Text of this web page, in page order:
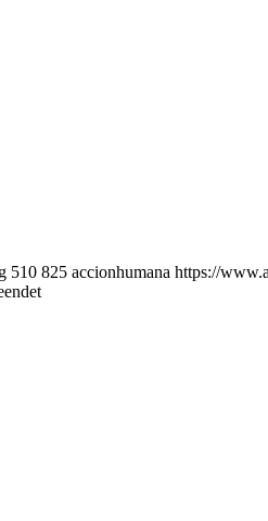
510 825 accionhumana https://